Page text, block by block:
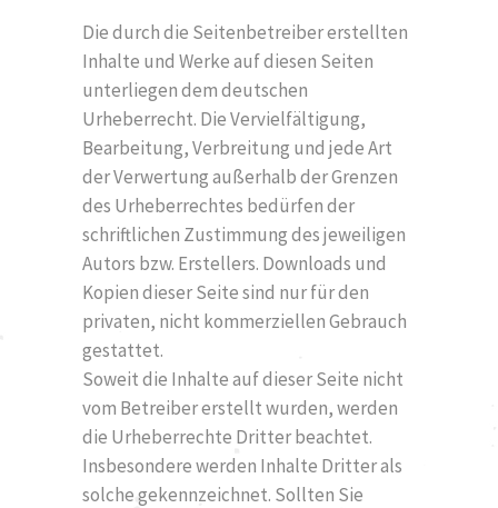
Die durch die Seitenbetreiber erstellten
Inhalte und Werke auf diesen Seiten
unterliegen dem deutschen
Urheberrecht. Die Vervielfältigung,
Bearbeitung, Verbreitung und jede Art
der Verwertung außerhalb der Grenzen
des Urheberrechtes bedürfen der
schriftlichen Zustimmung des jeweiligen
Autors bzw. Erstellers. Downloads und
Kopien dieser Seite sind nur für den
privaten, nicht kommerziellen Gebrauch
gestattet.
Soweit die Inhalte auf dieser Seite nicht
vom Betreiber erstellt wurden, werden
die Urheberrechte Dritter beachtet.
Insbesondere werden Inhalte Dritter als
solche gekennzeichnet. Sollten Sie